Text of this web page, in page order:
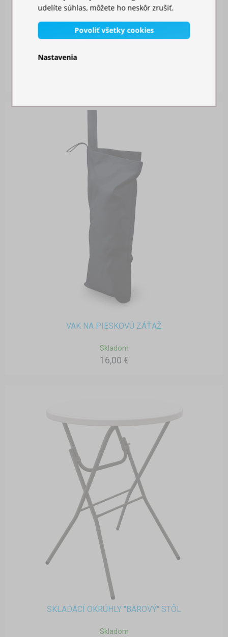
BOČNÁ PLACHTA 2M S DVERAMI
VAK NA PIESKOVÚ ZÁŤAŽ
Skladom
16,00 €
SKLADACÍ OKRÚHLY "BAROVÝ" STÔL
Skladom
udelíte súhlas, môžete ho neskôr zrušiť.
Povoliť všetky cookies
Nastavenia